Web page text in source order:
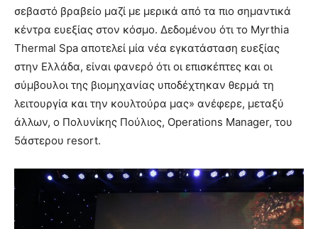
σεβαστό βραβείο μαζί με μερικά από τα πιο σημαντικά
κέντρα ευεξίας στον κόσμο. Δεδομένου ότι το Myrthia
Thermal Spa αποτελεί μία νέα εγκατάσταση ευεξίας
στην Ελλάδα, είναι φανερό ότι οι επισκέπτες και οι
σύμβουλοι της βιομηχανίας υποδέχτηκαν θερμά τη
λειτουργία και την κουλτούρα μας» ανέφερε, μεταξύ
άλλων, ο Πολυνίκης Πούλιος, Operations Manager, του
5άστερου resort.